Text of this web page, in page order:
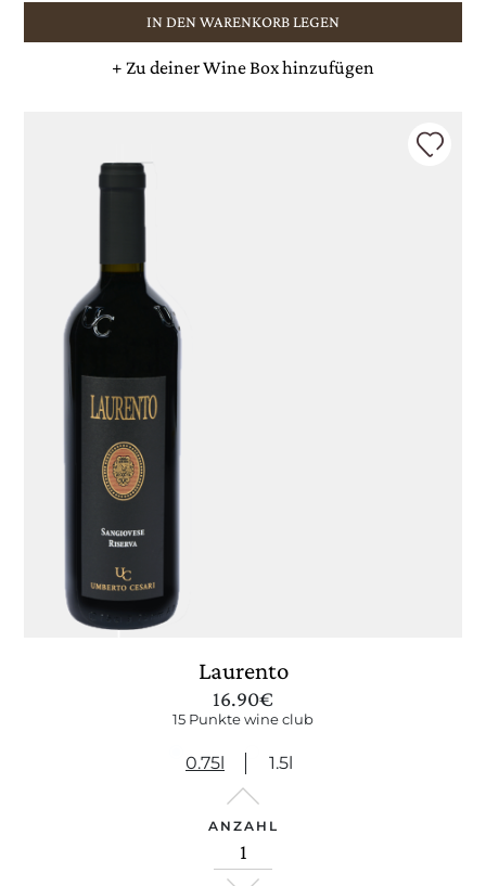
IN DEN WARENKORB LEGEN
+ Zu deiner Wine Box hinzufügen
Laurento
16.90€
15 Punkte wine club
0.75l 1.5l
ANZAHL